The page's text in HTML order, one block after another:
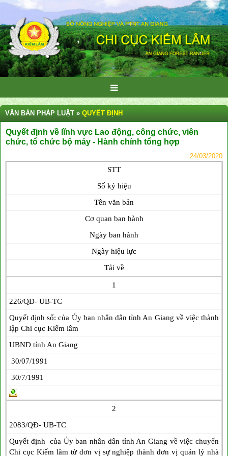
VĂN BẢN PHÁP LUẬT » QUYẾT ĐỊNH
Quyết định về lĩnh vực Lao động, công chức, viên
chức, tổ chức bộ máy - Hành chính tổng hợp
24/03/2020
STT
Số ký hiệu
Tên văn bản
Cơ quan ban hành
Ngày ban hành
Ngày hiệu lực
Tải về
1
226/QĐ- UB-TC
Quyết định số: của Ủy ban nhân dân tỉnh An Giang về việc thành
lập Chi cục Kiểm lâm
UBND tỉnh An Giang
30/07/1991
30/7/1991
2
2083/QĐ- UB-TC
Quyết định của Ủy ban nhân dân tỉnh An Giang về việc chuyển
Chi cục Kiểm lâm từ đơn vị sự nghiệp thành đơn vị quản lý nhà